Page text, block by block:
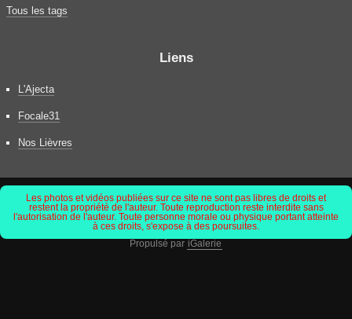
Tous les tags
Liens
L'Ajecta
Focale31
Nos Lièvres
Les photos et vidéos publiées sur ce site ne sont pas libres de droits et
restent la propriété de l'auteur. Toute reproduction reste interdite sans
l'autorisation de l'auteur. Toute personne morale ou physique portant atteinte
à ces droits, s'expose à des poursuites.
Propulsé par iGalerie